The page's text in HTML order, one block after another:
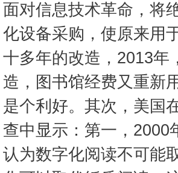
面对信息技术革命，将
化设备采购，使原来用
十多年的改造，2013年
造，图书馆经费又重新
是个利好。其次，美国
查中显示：第一，2000
认为数字化阅读不可能